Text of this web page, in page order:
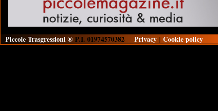
Piccole Trasgressioni ® P.I. 01974570382 Privacy | Cookie policy